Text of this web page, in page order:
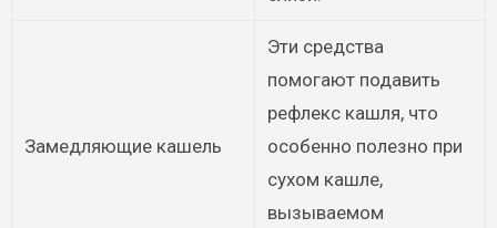
Замедляющие кашель
Эти средства
помогают подавить
рефлекс кашля, что
особенно полезно при
сухом кашле,
вызываемом